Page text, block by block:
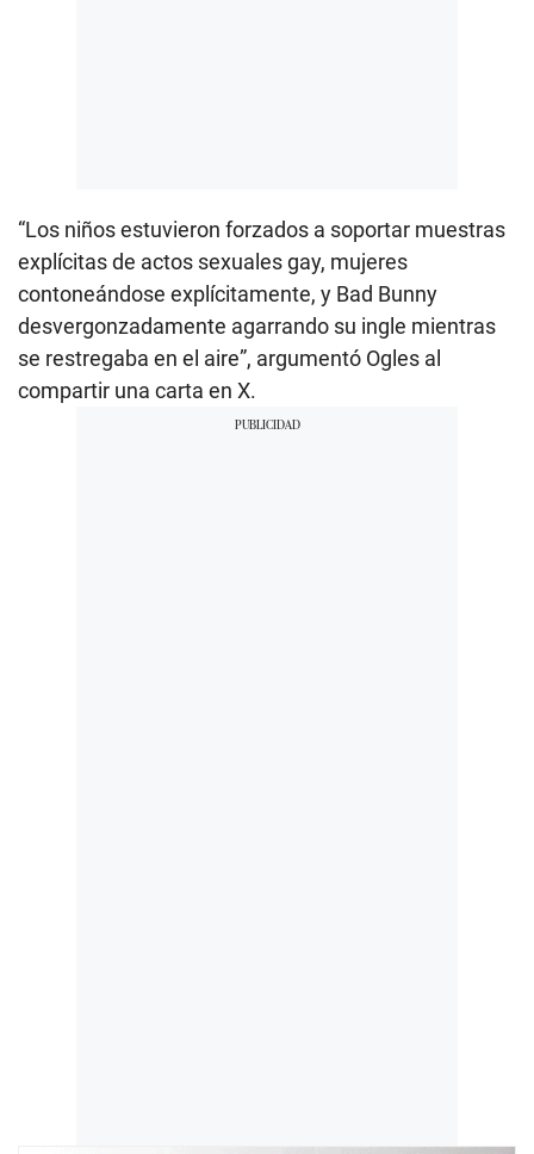
“Los niños estuvieron forzados a soportar muestras
explícitas de actos sexuales gay, mujeres
contoneándose explícitamente, y Bad Bunny
desvergonzadamente agarrando su ingle mientras
se restregaba en el aire”, argumentó Ogles al
compartir una carta en X.